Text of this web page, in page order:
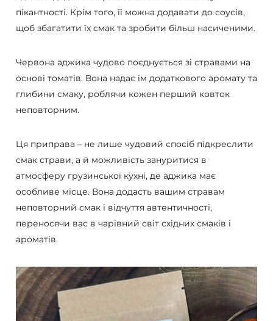
пікантності. Крім того, її можна додавати до соусів,
щоб збагатити їх смак та зробити більш насиченими.
Червона аджика чудово поєднується зі стравами на
основі томатів. Вона надає їм додаткового аромату та
глибини смаку, роблячи кожен перший ковток
неповторним.
Ця приправа – не лише чудовий спосіб підкреслити
смак страви, а й можливість зануритися в
атмосферу грузинської кухні, де аджика має
особливе місце. Вона додасть вашим стравам
неповторний смак і відчуття автентичності,
переносячи вас в чарівний світ східних смаків і
ароматів.